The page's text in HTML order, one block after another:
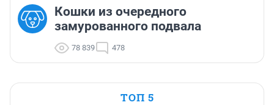
Кошки из очередного
замурованного подвала
78 839 478
ТОП 5